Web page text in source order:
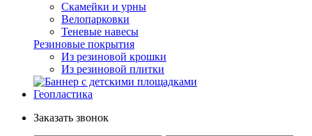
Скамейки и урны
Велопарковки
Теневые навесы
Резиновые покрытия
Из резиновой крошки
Из резиновой плитки
Геопластика
Заказать звонок